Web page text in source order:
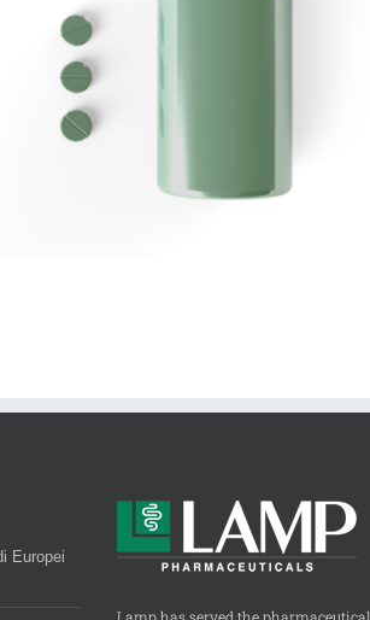
Europei